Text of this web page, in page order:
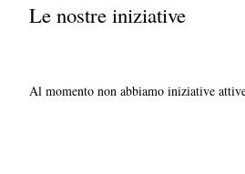
Le nostre iniziative
Al momento non abbiamo iniziative